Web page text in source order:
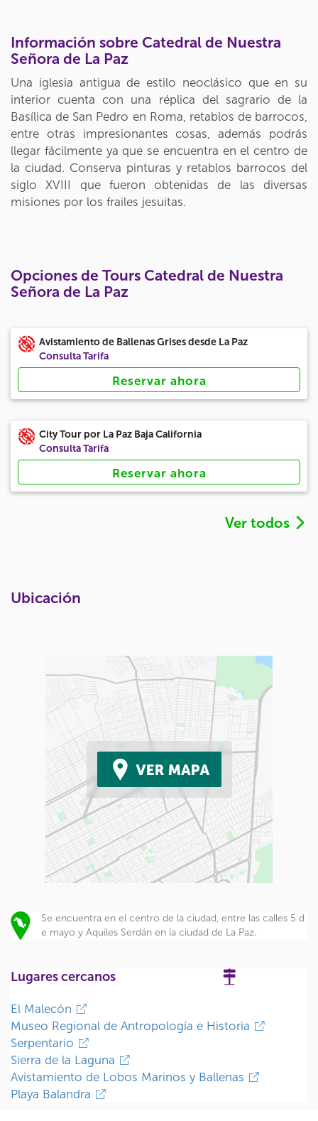
Información sobre Catedral de Nuestra
Señora de La Paz
Una iglesia antigua de estilo neoclásico que en su
interior cuenta con una réplica del sagrario de la
Basílica de San Pedro en Roma, retablos de barrocos,
entre otras impresionantes cosas, además podrás
llegar fácilmente ya que se encuentra en el centro de
la ciudad. Conserva pinturas y retablos barrocos del
siglo XVIII que fueron obtenidas de las diversas
misiones por los frailes jesuitas.
Opciones de Tours Catedral de Nuestra
Señora de La Paz
Avistamiento de Ballenas Grises desde La Paz
Consulta Tarifa
Reservar ahora
City Tour por La Paz Baja California
Consulta Tarifa
Reservar ahora
Ver todos
Ubicación
Se encuentra en el centro de la ciudad, entre las calles 5 d
e mayo y Aquiles Serdán en la ciudad de La Paz.
Lugares cercanos
El Malecón
Museo Regional de Antropología e Historia
Serpentario
Sierra de la Laguna
Avistamiento de Lobos Marinos y Ballenas
Playa Balandra